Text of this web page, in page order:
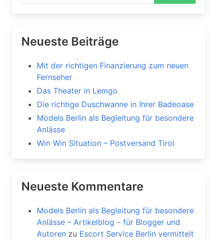
Neueste Beiträge
Mit der richtigen Finanzierung zum neuen
Fernseher
Das Theater in Lemgo
Die richtige Duschwanne in Ihrer Badeoase
Models Berlin als Begleitung für besondere
Anlässe
Win Win Situation – Postversand Tirol
Neueste Kommentare
Models Berlin als Begleitung für besondere
Anlässe – Artikelblog – für Blogger und
Autoren zu Escort Service Berlin vermittelt